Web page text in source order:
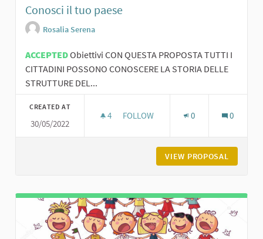
Conosci il tuo paese
Rosalia Serena
ACCEPTEDObiettivi CON QUESTA PROPOSTA TUTTI I
CITTADINI POSSONO CONOSCERE LA STORIA DELLE
STRUTTURE DEL...
CREATED AT
30/05/2022
4 4 FOLLOWERS
FOLLOW 0 0
VIEW PROPOSAL